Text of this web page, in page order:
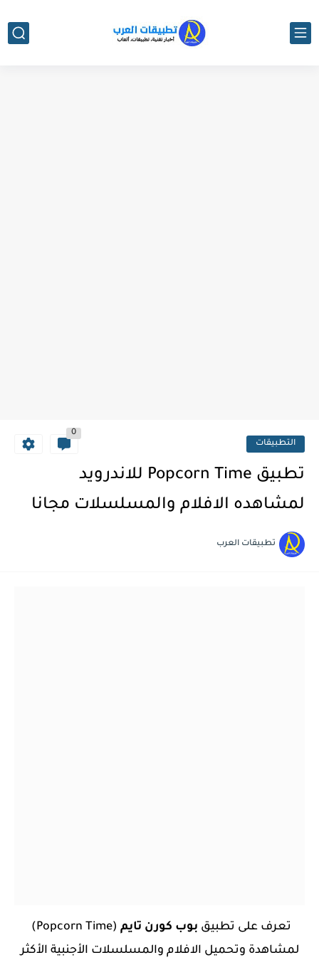
التطبيقات
0
تطبيق Popcorn Time للاندرويد
لمشاهده الافلام والمسلسلات مجانا
تطبيقات العرب
تعرف على تطبيق بوب كورن تايم
(Popcorn Time)
لمشاهدة وتحميل الافلام والمسلسلات الأجنبية الأكثر